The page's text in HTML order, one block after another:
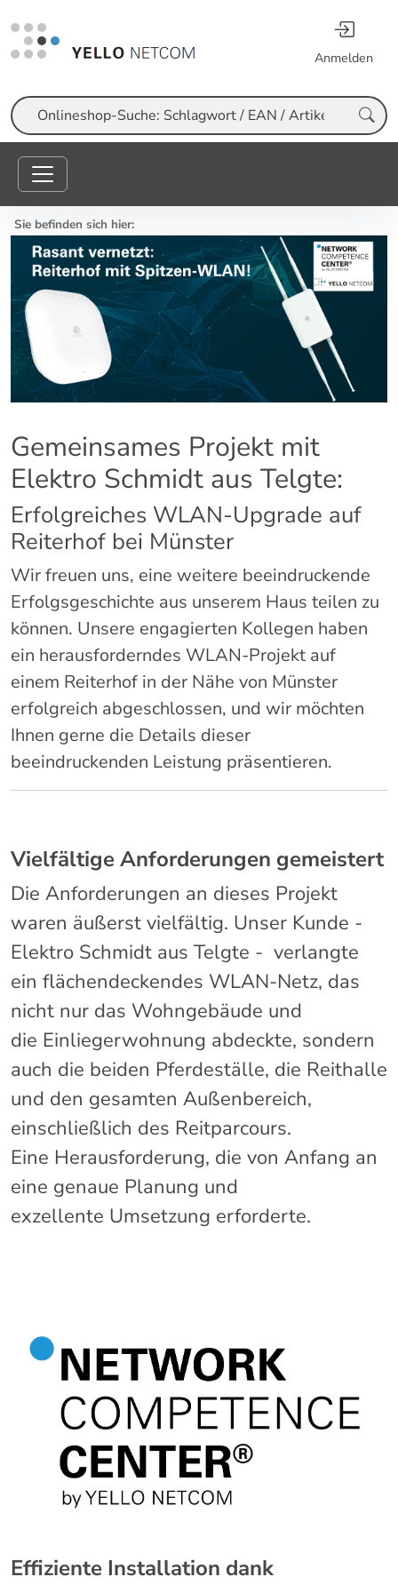
Anmelden
Suche
Sie befinden sich hier:
Gemeinsames Projekt mit
Elektro Schmidt aus Telgte:
Erfolgreiches WLAN-Upgrade auf
Reiterhof bei Münster
Wir freuen uns, eine weitere beeindruckende
Erfolgsgeschichte aus unserem Haus teilen zu
können. Unsere engagierten Kollegen haben
ein herausforderndes WLAN-Projekt auf
einem Reiterhof in der Nähe von Münster
erfolgreich abgeschlossen, und wir möchten
Ihnen gerne die Details dieser
beeindruckenden Leistung präsentieren.
Vielfältige Anforderungen gemeistert
Die Anforderungen an dieses Projekt
waren äußerst vielfältig. Unser Kunde -
Elektro Schmidt aus Telgte - verlangte
ein flächendeckendes WLAN-Netz, das
nicht nur das Wohngebäude und
die Einliegerwohnung abdeckte, sondern
auch die beiden Pferdeställe, die Reithalle
und den gesamten Außenbereich,
einschließlich des Reitparcours.
Eine Herausforderung, die von Anfang an
eine genaue Planung und
exzellente Umsetzung erforderte.
Effiziente Installation dank